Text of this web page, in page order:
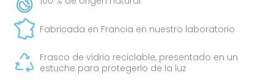
Fabricada en Francia en nuestro laboratorio
Frasco de vidrio reciclable, presentado en un
estuche para protegerlo de la luz